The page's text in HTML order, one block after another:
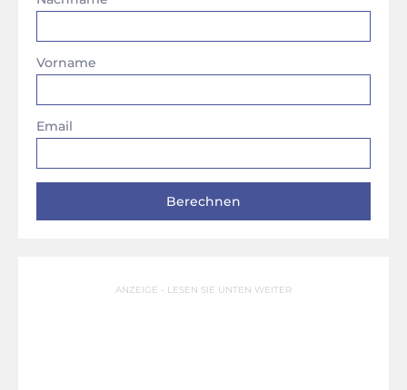
Vorname
Email
ANZEIGE - LESEN SIE UNTEN WEITER